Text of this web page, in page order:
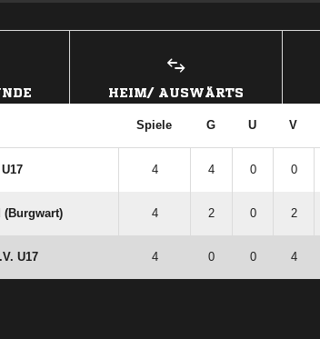
HEIM/ AUSWÄRTS
Spiele G U V
4 4 0 0
(Burgwart) 4 2 0 2
U17 4 0 0 4